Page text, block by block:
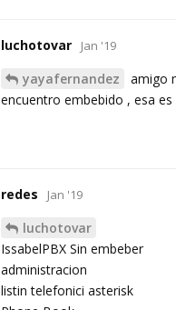
luchotovar Jan '19
yayafernandez
amigo
encuentro embebido , esa
redes Jan '19
luchotovar
IssabelPBX Sin embeber
administracion
listin telefonici asterisk